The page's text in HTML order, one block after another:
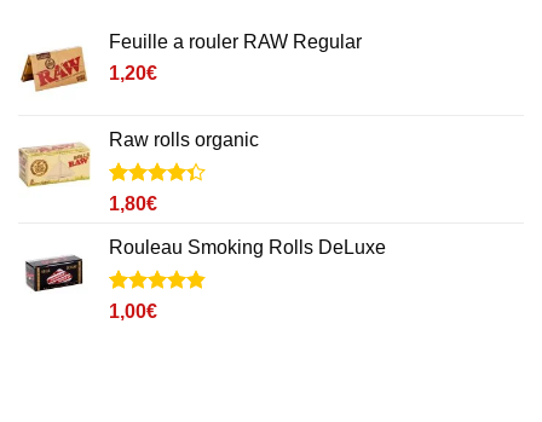
Feuille a rouler RAW Regular
1,20€
Raw rolls organic
Noté4.3
sur 5
basé sur
2
notations
client
1,80€
Rouleau Smoking Rolls DeLuxe
Noté4.8
sur 5 basé
2
1,00€